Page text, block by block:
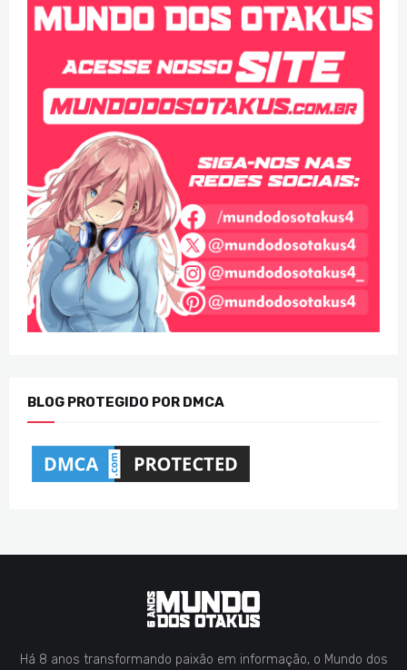
BLOG PROTEGIDO POR DMCA
Há 8 anos transformando paixão em informação, o Mundo dos